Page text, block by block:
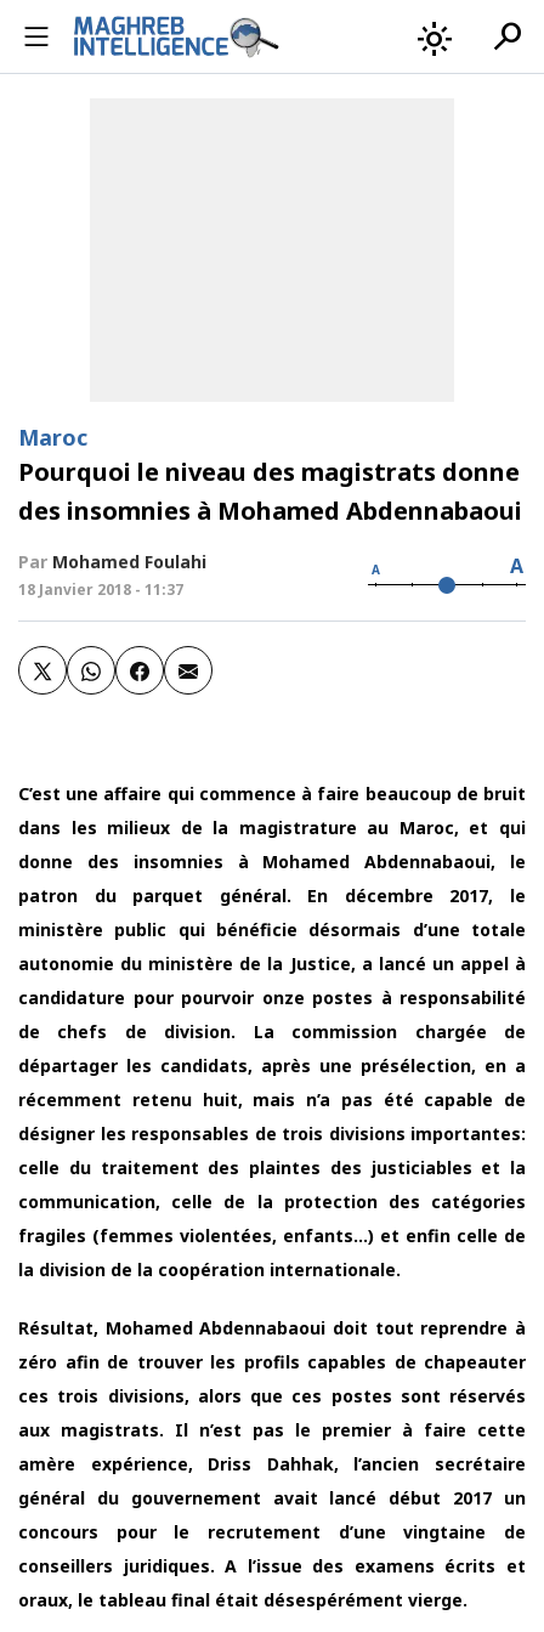
light_mode search
Maroc
Pourquoi le niveau des magistrats donne
des insomnies à Mohamed Abdennabaoui
Par Mohamed Foulahi
18 Janvier 2018 - 11:37
A A
C’est une affaire qui commence à faire beaucoup de bruit
dans les milieux de la magistrature au Maroc, et qui
donne des insomnies à Mohamed Abdennabaoui, le
patron du parquet général. En décembre 2017, le
ministère public qui bénéficie désormais d’une totale
autonomie du ministère de la Justice, a lancé un appel à
candidature pour pourvoir onze postes à responsabilité
de chefs de division. La commission chargée de
départager les candidats, après une présélection, en a
récemment retenu huit, mais n’a pas été capable de
désigner les responsables de trois divisions importantes:
celle du traitement des plaintes des justiciables et la
communication, celle de la protection des catégories
fragiles (femmes violentées, enfants…) et enfin celle de
la division de la coopération internationale.
Résultat, Mohamed Abdennabaoui doit tout reprendre à
zéro afin de trouver les profils capables de chapeauter
ces trois divisions, alors que ces postes sont réservés
aux magistrats. Il n’est pas le premier à faire cette
amère expérience, Driss Dahhak, l’ancien secrétaire
général du gouvernement avait lancé début 2017 un
concours pour le recrutement d’une vingtaine de
conseillers juridiques. A l’issue des examens écrits et
oraux, le tableau final était désespérément vierge.